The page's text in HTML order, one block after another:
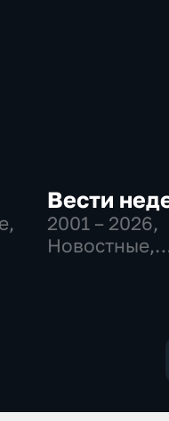
Вести
2001 – 2026,
Новостные,